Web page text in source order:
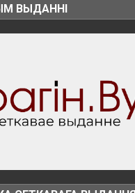
ВЫДАННІ